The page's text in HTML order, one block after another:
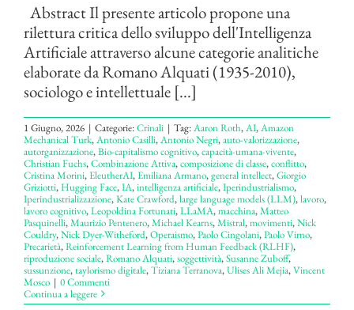
Abstract Il presente articolo propone una
rilettura critica dello sviluppo dell'Intelligenza
Artificiale attraverso alcune categorie analitiche
elaborate da Romano Alquati (1935-2010),
sociologo e intellettuale [...]
1 Giugno, 2026 | Categorie:Crinali | Tag:Aaron Roth,AI,Amazon
Mechanical Turk,Antonio Casilli,Antonio Negri,auto-valorizzazione,
autorganizzazione,Bio-capitalismo cognitivo,capacità-umana-vivente,
Christian Fuchs,Combinazione Attiva,composizione di classe,conflitto,
Cristina Morini,EleutherAI,Emiliana Armano,general intellect,Giorgio
Griziotti,Hugging Face,IA,intelligenza artificiale,Iperindustrialismo,
Iperindustrializzazione,Kate Crawford,large language models (LLM),lavoro,
lavoro cognitivo,Leopoldina Fortunati,LLaMA,macchina,Matteo
Pasquinelli,Maurizio Pentenero,Michael Kearns,Mistral,movimenti,Nick
Couldry,Nick Dyer-Witheford,Operaismo,Paolo Cingolani,Paolo Virno,
Precarietà,Reinforcement Learning from Human Feedback (RLHF),
riproduzione sociale,Romano Alquati,soggettività,Susanne Zuboff,
sussunzione,taylorismo digitale,Tiziana Terranova,Ulises Ali Mejia,Vincent
Mosco | 0 Commenti
Continua a leggere